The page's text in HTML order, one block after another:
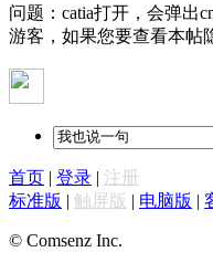
问题：catia打开，会弹出
游客，如果您要查看本帖
首页 | 登录 | 注册
标准版 | 触屏版 | 电脑版 |
© Comsenz Inc.